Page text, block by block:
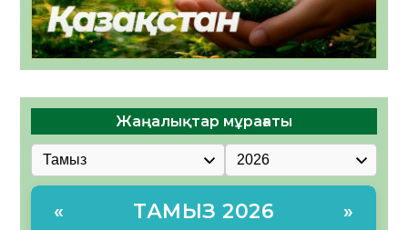
Жаңалықтар мұрағаты
« ТАМЫЗ 2026 »